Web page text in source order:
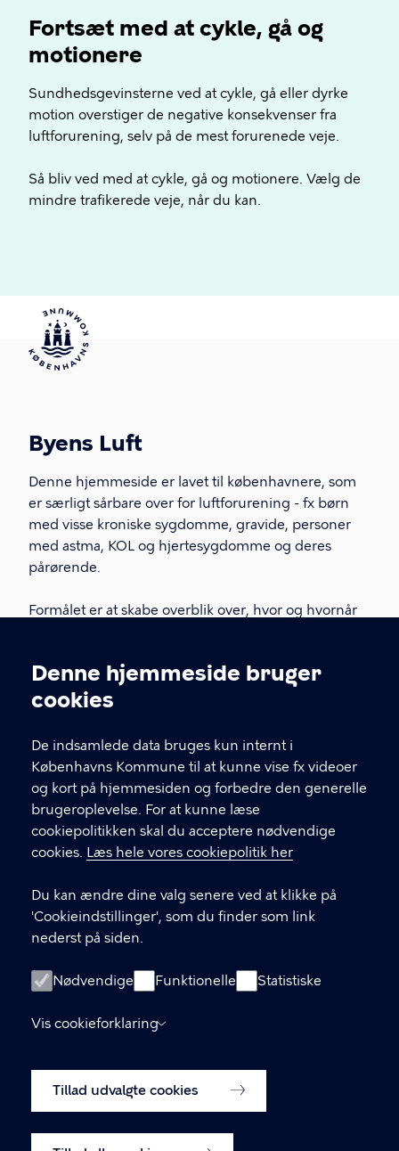
Cookieindstillinger
Denne hjemmeside bruger
cookies
De indsamlede data bruges kun internt i
Københavns Kommune til at kunne vise fx videoer
og kort på hjemmesiden og forbedre den generelle
brugeroplevelse. For at kunne læse
cookiepolitikken skal du acceptere nødvendige
cookies. Læs hele vores cookiepolitik her
Du kan ændre dine valg senere ved at klikke på
'Cookieindstillinger', som du finder som link
nederst på siden.
Nødvendige Funktionelle Statistiske
Vis cookieforklaring
Tillad udvalgte cookies
Fortsæt med at cykle, gå og
motionere
Sundhedsgevinsterne ved at cykle, gå eller dyrke
motion overstiger de negative konsekvenser fra
luftforurening, selv på de mest forurenede veje.
Så bliv ved med at cykle, gå og motionere. Vælg de
mindre trafikerede veje, når du kan.
Byens Luft
Denne hjemmeside er lavet til københavnere, som
er særligt sårbare over for luftforurening - fx børn
med visse kroniske sygdomme, gravide, personer
med astma, KOL og hjertesygdomme og deres
pårørende.
Formålet er at skabe overblik over, hvor og hvornår
forbundet med luftforurening. Du kan se prognoser
for luftforurening og finde viden om, hvordan du
luftforurening.
Hjemmesiden er udarbejdet af Sundheds- og
Omsorgsforvaltningen i Københavns Kommune.
Prognoserne er baseret på et indeks for luftkvalitet,
som er udviklet af DCE – Nationalt Center for Miljø
KONTAKT
33 66 33 66
Kontaktformular